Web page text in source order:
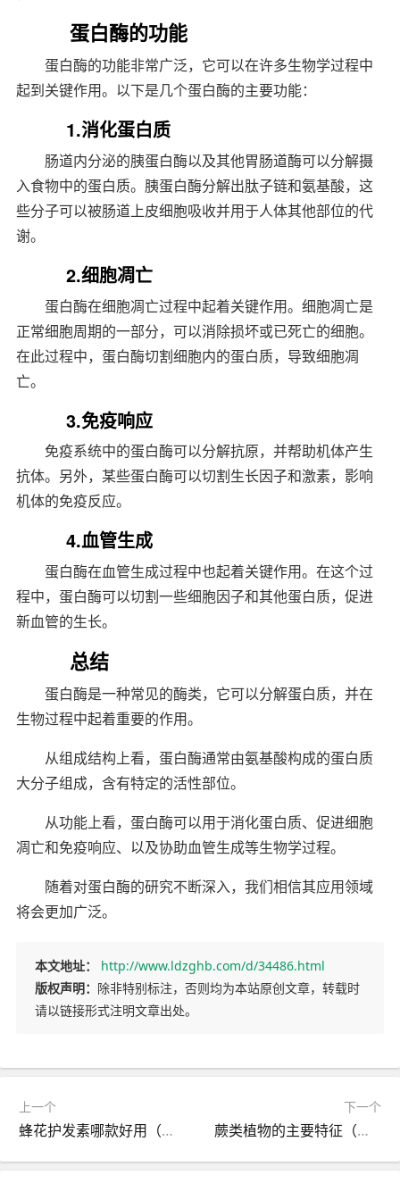
蛋白酶的功能
蛋白酶的功能非常广泛，它可以在许多生物学过程中
起到关键作用。以下是几个蛋白酶的主要功能：
1.消化蛋白质
肠道内分泌的胰蛋白酶以及其他胃肠道酶可以分解摄
入食物中的蛋白质。胰蛋白酶分解出肽子链和氨基酸，这
些分子可以被肠道上皮细胞吸收并用于人体其他部位的代
谢。
2.细胞凋亡
蛋白酶在细胞凋亡过程中起着关键作用。细胞凋亡是
正常细胞周期的一部分，可以消除损坏或已死亡的细胞。
在此过程中，蛋白酶切割细胞内的蛋白质，导致细胞凋
亡。
3.免疫响应
免疫系统中的蛋白酶可以分解抗原，并帮助机体产生
抗体。另外，某些蛋白酶可以切割生长因子和激素，影响
机体的免疫反应。
4.血管生成
蛋白酶在血管生成过程中也起着关键作用。在这个过
程中，蛋白酶可以切割一些细胞因子和其他蛋白质，促进
新血管的生长。
总结
蛋白酶是一种常见的酶类，它可以分解蛋白质，并在
生物过程中起着重要的作用。
从组成结构上看，蛋白酶通常由氨基酸构成的蛋白质
大分子组成，含有特定的活性部位。
从功能上看，蛋白酶可以用于消化蛋白质、促进细胞
凋亡和免疫响应、以及协助血管生成等生物学过程。
随着对蛋白酶的研究不断深入，我们相信其应用领域
将会更加广泛。
本文地址：
http://www.ldzghb.com/d/34486.html
版权声明： 除非特别标注，否则均为本站原创文章，转载时
请以链接形式注明文章出处。
上一个
蜂花护发素哪款好用（推荐几款好用的蜂花护发素品牌）
下一个
蕨类植物的主要特征（蕨类植物的形态等特点概述）